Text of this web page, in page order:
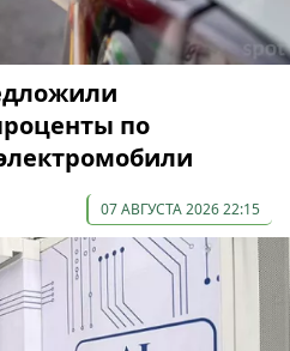
по
07 АВГУСТА 2026 22:15